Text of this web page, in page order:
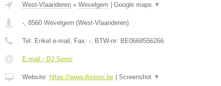
West-Vlaanderen » Wevelgem | Google maps ▼
- 8560 Wevelgem (West-Vlaanderen)
Tel: Enkel e-mail , Fax: - , BTW-nr: BE0668556266
E-mail › DJ Sensi
Website: https://www.djsensi.be | Screenshot ▼